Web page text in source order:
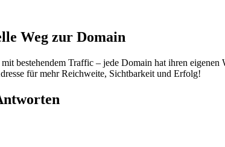
Weg zur Domain
bestehendem Traffic – jede Domain hat ihren
für mehr Reichweite, Sichtbarkeit und Erfolg!